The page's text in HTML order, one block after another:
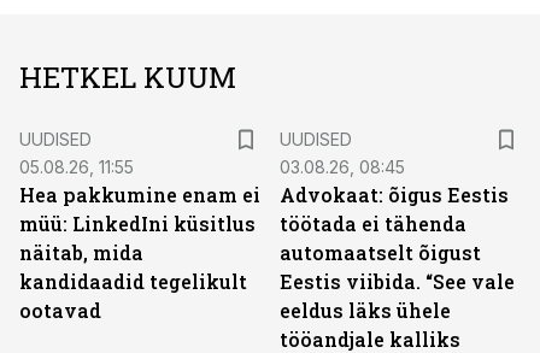
HETKEL KUUM
UUDISED
05.08.26, 11:55
Hea pakkumine enam ei
müü: LinkedIni küsitlus
näitab, mida
kandidaadid tegelikult
ootavad
UUDISED
03.08.26, 08:45
Advokaat: õigus Eestis
töötada ei tähenda
automaatselt õigust
Eestis viibida. “See vale
eeldus läks ühele
tööandjale kalliks